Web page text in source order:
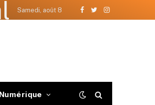
Samedi, août 8
Facebook
TwitterInstagram